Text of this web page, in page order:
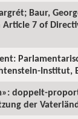
Baur,
7 of
Institut,
doppelt-
der